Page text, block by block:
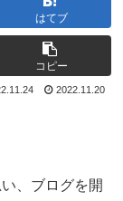
はてブ
コピー
2022.11.20
、ブログを開